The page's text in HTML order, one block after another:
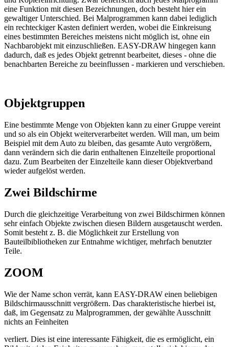
eine Funktion mit diesen Bezeichnungen, doch besteht hier ein
gewaltiger Unterschied. Bei Malprogrammen kann dabei lediglich
ein rechteckiger Kasten definiert werden, wobei die Einkreisung
eines bestimmten Bereiches meistens nicht möglich ist, ohne ein
Nachbarobjekt mit einzuschließen. EASY-DRAW hingegen kann
dadurch, daß es jedes Objekt getrennt bearbeitet, dieses - ohne die
benachbarten Bereiche zu beeinflussen - markieren und verschieben.
Objektgruppen
Eine bestimmte Menge von Objekten kann zu einer Gruppe vereint
und so als ein Objekt weiterverarbeitet werden. Will man, um beim
Beispiel mit dem Auto zu bleiben, das gesamte Auto vergrößern,
dann verändern sich die darin enthaltenen Einzelteile proportional
dazu. Zum Bearbeiten der Einzelteile kann dieser Objektverband
wieder aufgelöst werden.
Zwei Bildschirme
Durch die gleichzeitige Verarbeitung von zwei Bildschirmen können
sehr einfach Objekte zwischen diesen Bildern ausgetauscht werden.
Somit besteht z. B. die Möglichkeit zur Erstellung von
Bauteilbibliotheken zur Entnahme wichtiger, mehrfach benutzter
Teile.
ZOOM
Wie der Name schon verrät, kann EASY-DRAW einen beliebigen
Bildschirmausschnitt vergrößern. Das charakteristische hierbei ist,
daß, im Gegensatz zu Malprogrammen, der gewählte Ausschnitt
nichts an Feinheiten
verliert. Dies ist eine interessante Fähigkeit, die es ermöglicht, ein